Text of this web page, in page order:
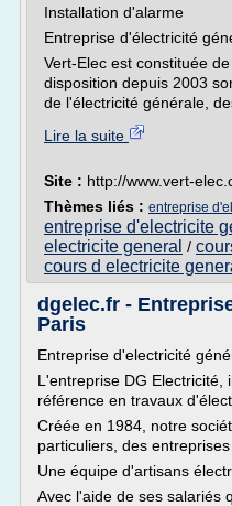
Installation d'alarme
Entreprise d'électricité
Vert-Elec est constituée
disposition depuis 2003
de l'électricité générale,
Lire la suite
Site : http://www.vert-
Thèmes liés : entreprise
entreprise d'electricite
electricite general /
cours d electricite
dgelec.fr -
Paris
Entreprise d'electricité
L'entreprise DG Electricité,
référence en travaux
Créée en 1984, notre
particuliers, des
Une équipe d'artisans
Avec l'aide de ses salariés